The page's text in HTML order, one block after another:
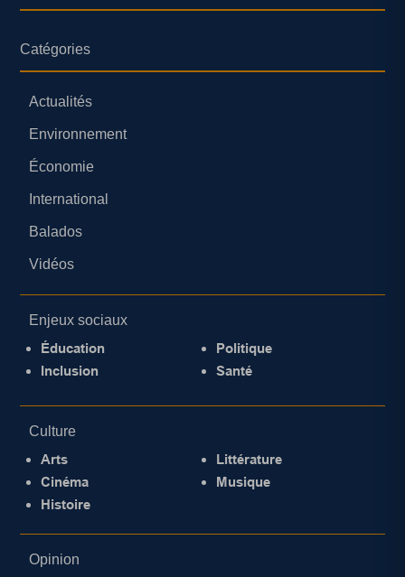
Catégories
Actualités
Environnement
Économie
International
Balados
Vidéos
Enjeux sociaux
Éducation
Inclusion
Politique
Santé
Culture
Arts
Cinéma
Histoire
Littérature
Musique
Opinion